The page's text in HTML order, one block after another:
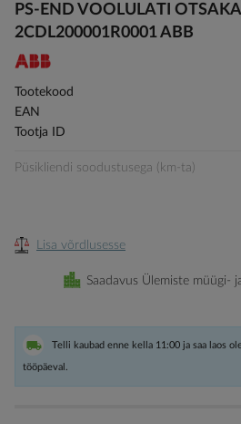
to
the
of
images
gallery
PS-END VOOLULATI
2CDL200001R0001 ABB
Tootekood
EAN
Tootja ID
Püsikliendi soodustusega (km-ta)
Lisa võrdlusesse
Saadavus Ülemiste müügi-
Telli kaubad enne kella 11:00 ja saa laos
tööpäeval.